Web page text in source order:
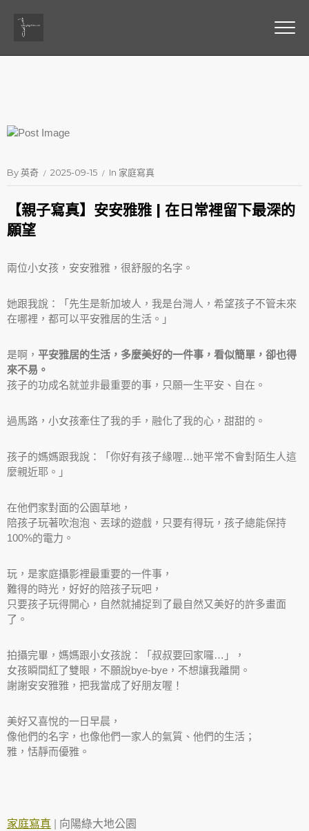
By英奇 2025-09-15 In 家庭寫真
【親子寫真】安安雅雅 | 在日常裡留下最深的
願望
兩位小女孩，安安雅雅，很舒服的名字。
她跟我說：「先生是新加坡人，我是台灣人，希望孩子不管未來
在哪裡，都可以平安雅居的生活。」
是啊， 平安雅居的生活，多麼美好的一件事，看似簡單，卻也得
來不易。
孩子的功成名就並非最重要的事，只願一生平安、自在。
過馬路，小女孩牽住了我的手，融化了我的心，甜甜的。
孩子的媽媽跟我說：「你好有孩子緣喔…她平常不會對陌生人這
麼親近耶。」
在他們家對面的公園草地，
陪孩子玩著吹泡泡、丟球的遊戲，只要有得玩，孩子總能保持
100%的電力。
玩，是家庭攝影裡最重要的一件事，
難得的時光，好好的陪孩子玩吧，
只要孩子玩得開心，自然就捕捉到了最自然又美好的許多畫面
了。
拍攝完畢，媽媽跟小女孩說：「叔叔要回家囉…」，
女孩瞬間紅了雙眼，不願說bye-bye，不想讓我離開。
謝謝安安雅雅，把我當成了好朋友喔！
美好又喜悅的一日早晨，
像他們的名字，也像他們一家人的氣質、他們的生活；
雅，恬靜而優雅。
家庭寫真
向陽綠大地公園